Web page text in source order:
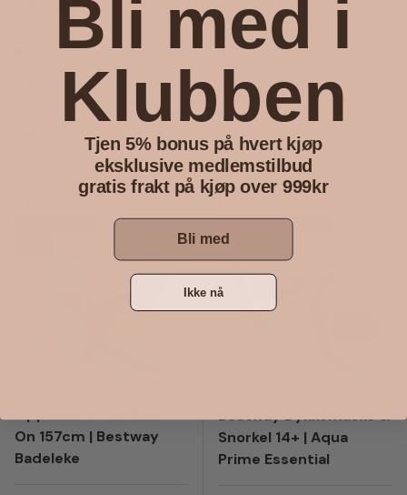
x 15 cm
På lager (21 enheter)
Vanlig pris
år
På lager (21 enheter)
Vanlig pris
45 kr
Kjøp
Sammenlign
On 157cm | Bestway
Badeleke
Sammenlign
Opptil 37% rabatt
Bestway Dykkemaske &
Snorkel 14+ | Aqua
Prime Essential
Bli med i
Klubben
Tjen 5% bonus på hvert kjøp
eksklusive medlemstilbud
gratis frakt på kjøp over 999kr
Bli med
Ikke nå